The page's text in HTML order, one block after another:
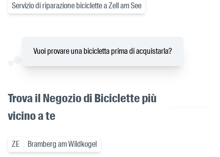
Servizio di riparazione biciclette a Zell am See
Vuoi provare una bicicletta prima di acquistarla?
Trova il Negozio di Biciclette più
vicino a te
ZE Bramberg am Wildkogel